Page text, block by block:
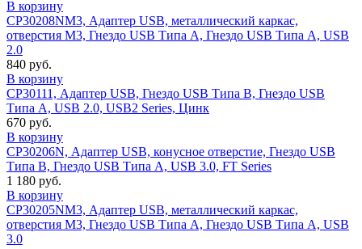
В корзину
CP30208NM3, Адаптер USB, металлический каркас,
отверстия M3, Гнездо USB Типа A, Гнездо USB Типа A, USB
2.0
840 руб.
В корзину
CP30111, Адаптер USB, Гнездо USB Типа B, Гнездо USB
Типа A, USB 2.0, USB2 Series, Цинк
670 руб.
В корзину
CP30206N, Адаптер USB, конусное отверстие, Гнездо USB
Типа B, Гнездо USB Типа A, USB 3.0, FT Series
1 180 руб.
В корзину
CP30205NM3, Адаптер USB, металлический каркас,
отверстия M3, Гнездо USB Типа A, Гнездо USB Типа A, USB
3.0